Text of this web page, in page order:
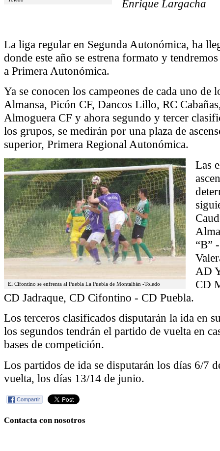
Enrique Largacha
La liga regular en Segunda Autonómica, ha
donde este año se estrena formato y
a Primera Autonómica.
Ya se conocen los campeones de cada uno de
Almansa, Picón CF, Dancos Lillo, RC
Almoguera CF y ahora segundo y tercer
los grupos, se medirán por una plaza de
superior, Primera Regional Autonómica.
El Cifontino se enfrenta al Puebla La Puebla de Montalbán -Toledo
Las
“B”
AD
CD
CD Jadraque, CD Cifontino - CD Puebla.
Los terceros clasificados disputarán la ida en
los segundos tendrán el partido de vuelta en
bases de competición.
Los partidos de ida se disputarán los días 6/7
vuelta, los días 13/14 de junio.
Compartir
Contacta con nosotros